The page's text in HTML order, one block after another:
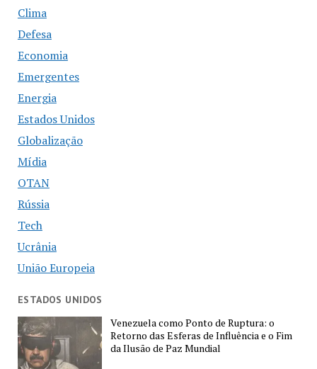
Clima
Defesa
Economia
Emergentes
Energia
Estados Unidos
Globalização
Mídia
OTAN
Rússia
Tech
Ucrânia
União Europeia
ESTADOS UNIDOS
Venezuela como Ponto de Ruptura: o
Retorno das Esferas de Influência e o Fim
da Ilusão de Paz Mundial